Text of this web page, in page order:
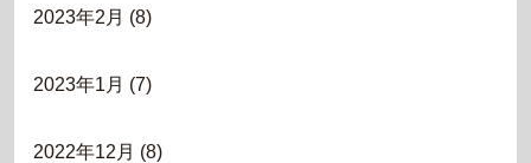
2023年2月 (8)
2023年1月 (7)
2022年12月 (8)